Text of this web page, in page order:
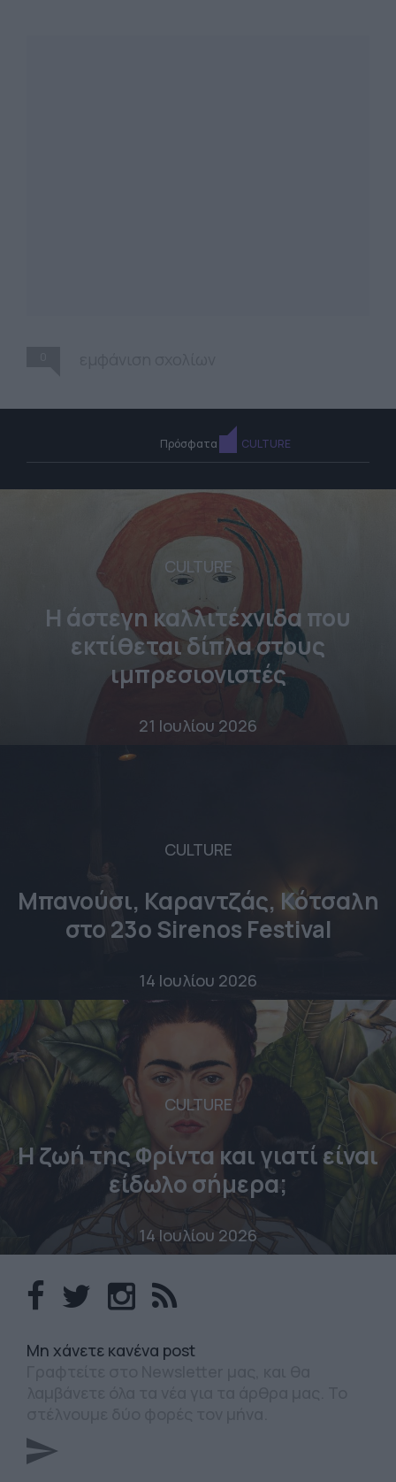
Πρόσφατα CULTURE
CULTURE
Η άστεγη καλλιτέχνιδα που
εκτίθεται δίπλα στους
ιμπρεσιονιστές
21 Ιουλίου 2026
CULTURE
Μπανούσι, Καραντζάς, Κότσαλη
στο 23o Sirenos Festival
14 Ιουλίου 2026
CULTURE
Η ζωή της Φρίντα και γιατί είναι
είδωλο σήμερα;
14 Ιουλίου 2026
Mη χάνετε κανένα post